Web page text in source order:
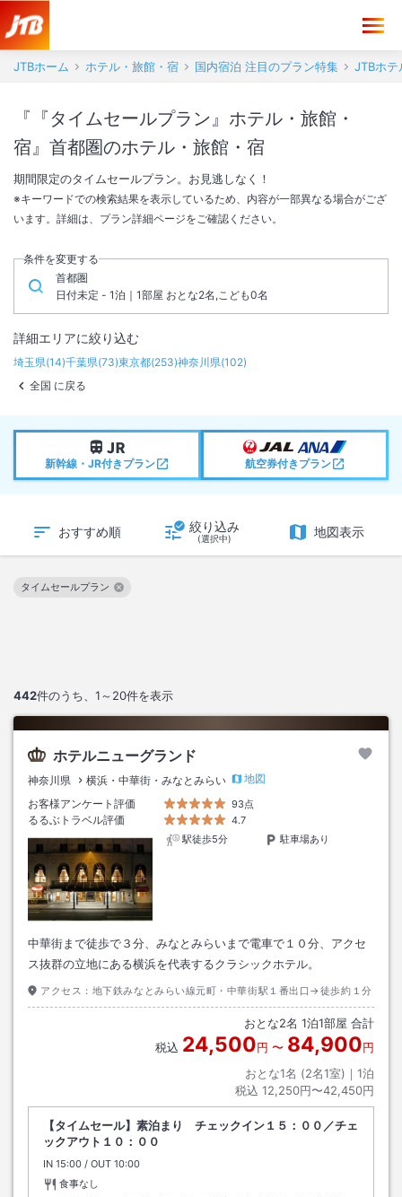
JTBホーム ホテル・旅館・宿 国内宿泊 注目のプラン特集 JTBホテ
『『タイムセールプラン』ホテル・旅館・
宿』首都圏のホテル・旅館・宿
期間限定のタイムセールプラン。お見逃しなく！
※キーワードでの検索結果を表示しているため、内容が一部異なる場合がござ
います。詳細は、プラン詳細ページをご確認ください。
条件を変更する
首都圏
日付未定 - 1泊｜1部屋 おとな2名,こども0名
詳細エリアに絞り込む
埼玉県(14)千葉県(73)東京都(253)神奈川県(102)
全国 に戻る
新幹線・JR付きプラン 航空券付きプラン
おすすめ順 絞り込み
(選択中) 地図表示
442件のうち、 1～20件を表示
タイムセールプラン
この絞り込み条件を解除
ホテルニューグランド
神奈川県 横浜・中華街・みなとみらい
地図
お客様アンケート評価
93点
るるぶトラベル評価
4.7
駅徒歩5分
駐車場あり
中華街まで徒歩で３分、みなとみらいまで電車で１０分、アクセ
ス抜群の立地にある横浜を代表するクラシックホテル。
アクセス： 地下鉄みなとみらい線元町・中華街駅１番出口→徒歩約１分
おとな2名 1泊1部屋 合計
税込 24,500円 〜 84,900円
おとな1名 (2名1室)｜ 1泊
税込 12,250円〜42,450円
【タイムセール】素泊まり チェックイン１５：００／チェ
ックアウト１０：００
IN チェックイン
15:00 / OUT チェックアウト
10:00
食事なし